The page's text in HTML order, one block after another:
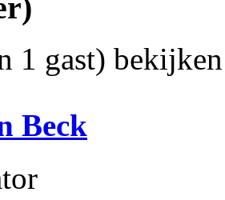
1 gast)
Beck